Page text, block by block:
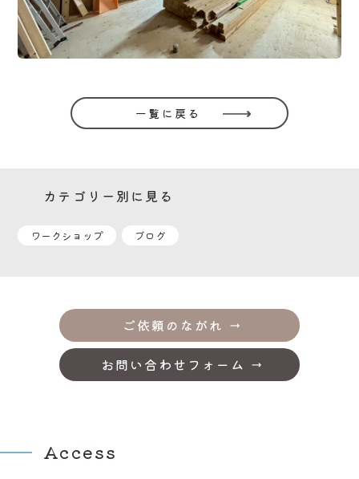
一覧に戻る
カテゴリー別に見る
ワークショップ ブログ
ご依頼のながれ
お問い合わせフォーム
Access